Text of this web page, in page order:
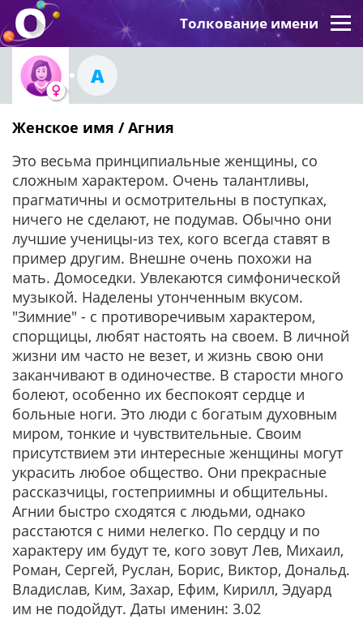
Толкование имени
А
Женское имя / Агния
Это весьма принципиальные женщины, со
сложным характером. Очень талантливы,
прагматичны и осмотрительны в поступках,
ничего не сделают, не подумав. Обычно они
лучшие ученицы-из тех, кого всегда ставят в
пример другим. Внешне очень похожи на
мать. Домоседки. Увлекаются симфонической
музыкой. Наделены утонченным вкусом.
"Зимние" - с противоречивым характером,
спорщицы, любят настоять на своем. В личной
жизни им часто не везет, и жизнь свою они
заканчивают в одиночестве. В старости много
болеют, особенно их беспокоят сердце и
больные ноги. Это люди с богатым духовным
миром, тонкие и чувствительные. Своим
присутствием эти интересные женщины могут
украсить любое общество. Они прекрасные
рассказчицы, гостеприимны и общительны.
Агнии быстро сходятся с людьми, однако
расстаются с ними нелегко. По сердцу и по
характеру им будут те, кого зовут Лев, Михаил,
Роман, Сергей, Руслан, Борис, Виктор, Дональд.
Владислав, Ким, Захар, Ефим, Кирилл, Эдуард
им не подойдут. Даты именин: 3.02